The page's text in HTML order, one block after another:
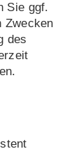
Sie ggf.
Zwecken
des